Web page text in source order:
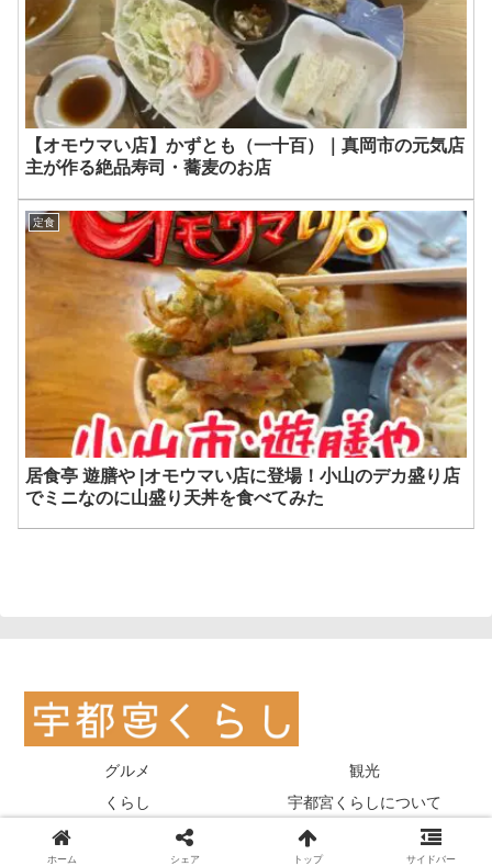
【オモウマい店】かずとも（一十百）｜真岡市の元気店
主が作る絶品寿司・蕎麦のお店
定食
居食亭 遊膳や |オモウマい店に登場！小山のデカ盛り店
でミニなのに山盛り天丼を食べてみた
グルメ
観光
くらし
宇都宮くらしについて
Copyright © 2017-2026 宇都宮くらし All Rights Reserved.
ホーム シェア トップ サイドバー